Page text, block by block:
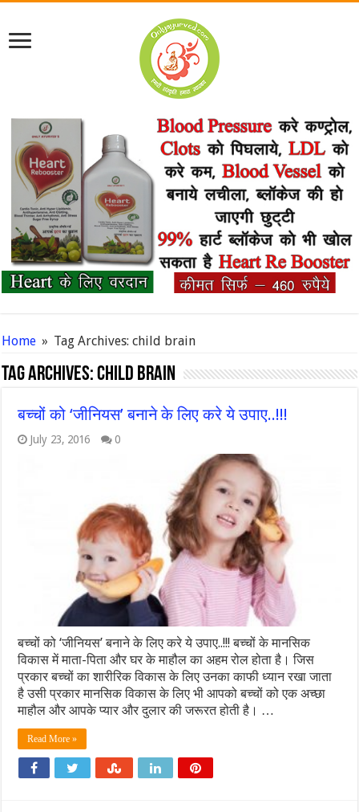
Home » Tag Archives: child brain
Tag Archives:child brain
बच्चों को ‘जीनियस’ बनाने के लिए करे ये उपाए..!!!
July 23, 2016 0
बच्चों को ‘जीनियस’ बनाने के लिए करे ये उपाए..!!! बच्चों के मानसिक
विकास में माता-पिता और घर के माहौल का अहम रोल होता है। जिस
प्रकार बच्चों का शारीरिक विकास के लिए उनका काफी ध्यान रखा जाता
है उसी प्रकार मानसिक विकास के लिए भी आपको बच्चों को एक अच्छा
माहौल और आपके प्यार और दुलार की जरूरत होती है। …
Read More »